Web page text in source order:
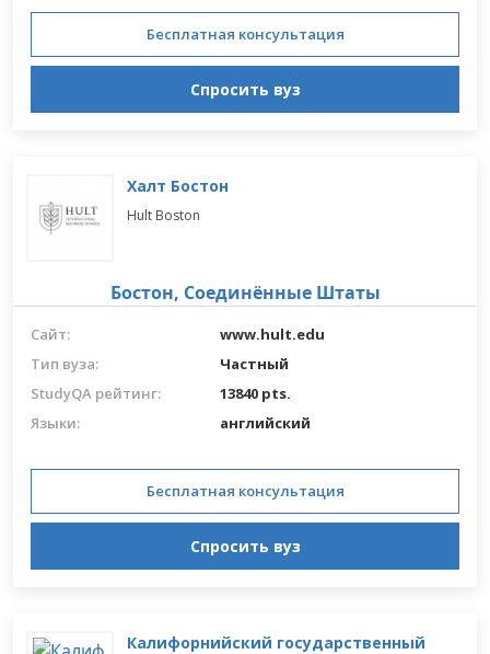
Бесплатная консультация
Спросить вуз
Халт Бостон
Hult Boston
Бостон, Соединённые Штаты
Сайт:
www.hult.edu
Тип вуза:
Частный
StudyQA рейтинг:
13840 pts.
Языки:
английский
Бесплатная консультация
Спросить вуз
Калифорнийский государственный